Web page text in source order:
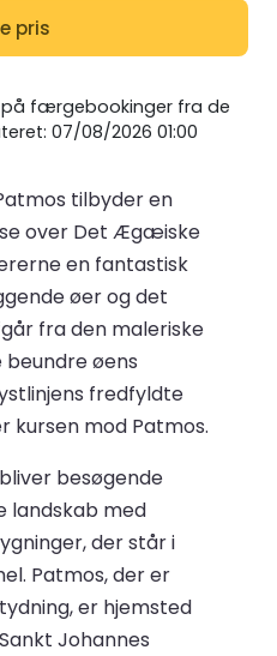
pris
færgebookinger fra de
07/08/2026 01:00
tilbyder en
over Det Ægæiske
en fantastisk
øer og det
fra den maleriske
beundre øens
fredfyldte
kursen mod Patmos.
besøgende
landskab med
der står i
Patmos, der er
er hjemsted
Johannes